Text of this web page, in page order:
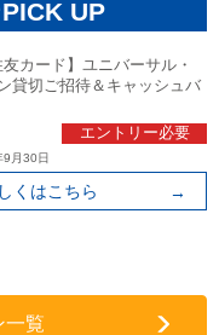
UP
カード】ユニバーサル・
貸切ご招待＆キャッシュバ
エントリー必要
月30日
くはこちら
一覧